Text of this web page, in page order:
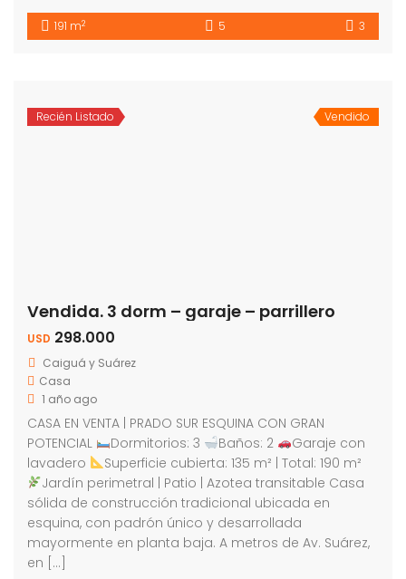
191 m2 5 3
Recién Listado Vendido
Vendida. 3 dorm – garaje – parrillero
USD 298.000
Caiguá y Suárez
Casa
1 año ago
CASA EN VENTA | PRADO SUR ESQUINA CON GRAN
POTENCIAL
Dormitorios: 3 Baños: 2
Garaje con
lavadero
Superficie cubierta: 135 m² | Total: 190 m²
Jardín perimetral | Patio | Azotea transitable Casa
sólida de construcción tradicional ubicada en
esquina, con padrón único y desarrollada
mayormente en planta baja. A metros de Av. Suárez,
en […]